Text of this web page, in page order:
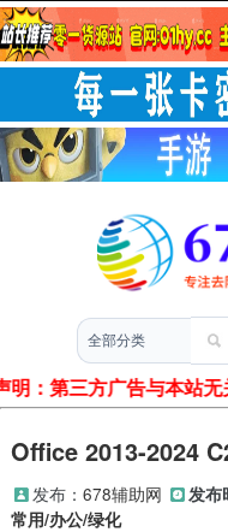
声明：第三方广告与本站
Office 2013-2024
发布： 678辅助网 发布
常用/办公/绿化